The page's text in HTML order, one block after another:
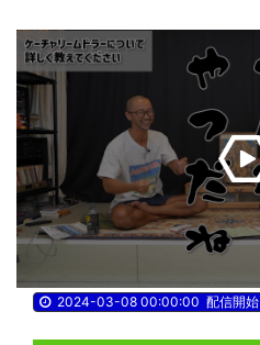
2024-03-08 00:00:00 配信開始